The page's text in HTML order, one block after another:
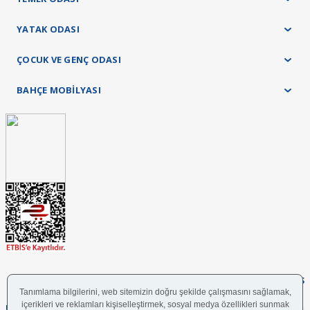
YATAK ODASI
ÇOCUK VE GENÇ ODASI
BAHÇE MOBİLYASI
FOLLOW US